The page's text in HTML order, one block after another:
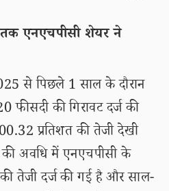
एनएचपीसी शेयर ने
से पिछले 1 साल के दौरान
की गिरावट दर्ज की
प्रतिशत की तेजी देखी
अवधि में एनएचपीसी के
तेजी दर्ज की गई है और साल-